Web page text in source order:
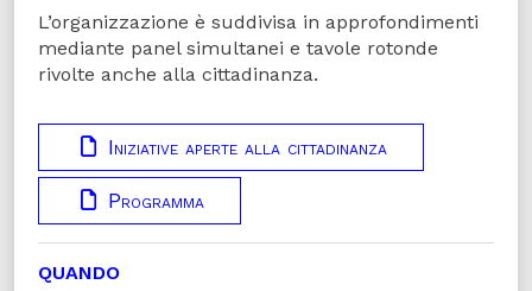
L’organizzazione è suddivisa in approfondimenti
mediante panel simultanei e tavole rotonde
rivolte anche alla cittadinanza.
Iniziative aperte alla cittadinanza
Programma
QUANDO